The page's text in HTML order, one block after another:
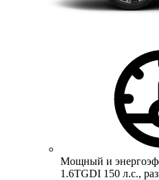
Мощный и
1.6TGDI 150 л.с.,